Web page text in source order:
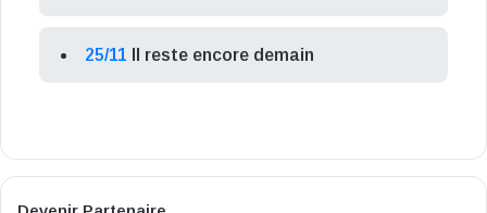
25/11 Il reste encore demain